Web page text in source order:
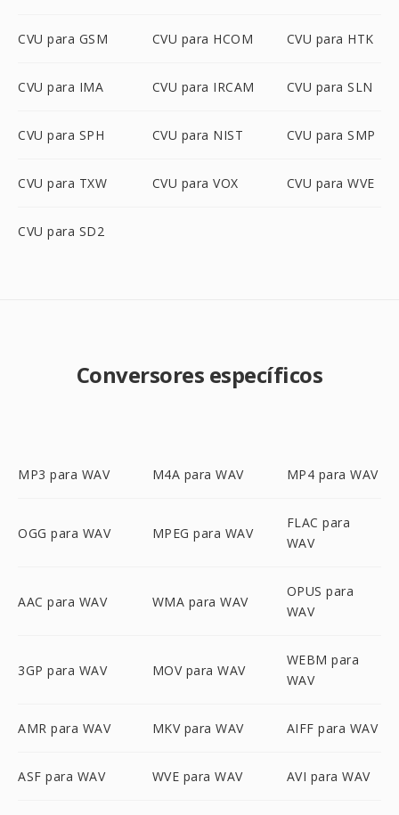
CVU para GSM CVU para HCOM CVU para HTK
CVU para IMA CVU para IRCAM CVU para SLN
CVU para SPH CVU para NIST CVU para SMP
CVU para TXW CVU para VOX CVU para WVE
CVU para SD2
Conversores específicos
MP3 para WAV M4A para WAV MP4 para WAV
OGG para WAV MPEG para WAV
FLAC para
WAV
AAC para WAV WMA para WAV
OPUS para
WAV
3GP para WAV MOV para WAV
WEBM para
WAV
AMR para WAV MKV para WAV AIFF para WAV
ASF para WAV WVE para WAV AVI para WAV